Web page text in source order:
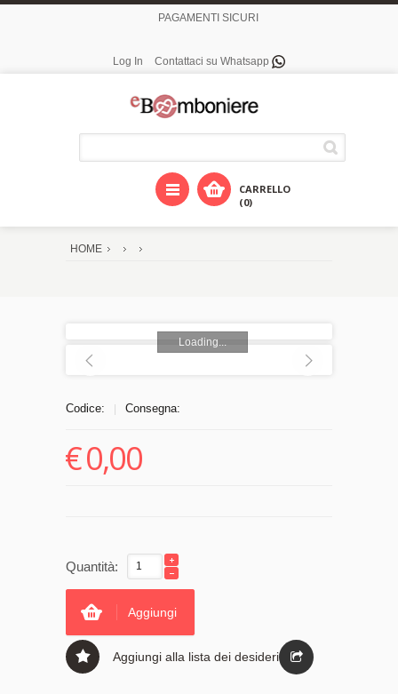
PAGAMENTI SICURI
Log In Contattaci su Whatsapp
CARRELLO
(0)
HOME
Loading...
Codice: Consegna:
€0,00
Quantità:
Aggiungi
Aggiungi alla lista dei desideri